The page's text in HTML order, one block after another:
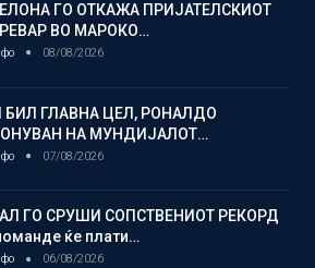
ГО ОТКАЖА ПРИЈАТЕЛСКИОТ
ВО МАРОКО…
08/08/2026
БИЛ ГЛАВНА ЦЕЛ, РОНАЛДО
НА МУНДИЈАЛОТ…
07/08/2026
ГО СРУШИ СОПСТВЕНИОТ РЕКОРД
ќе плати…
06/08/2026